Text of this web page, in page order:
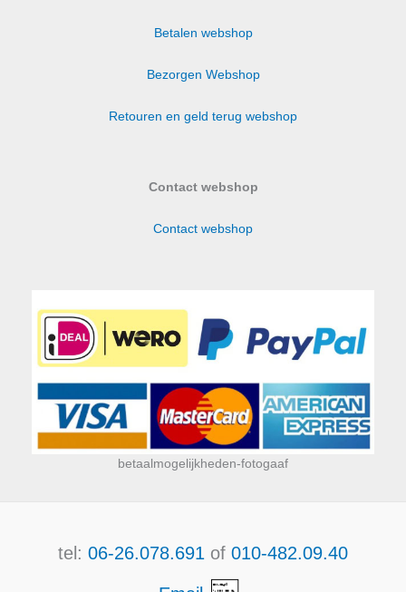
worden
Betalen webshop
Bezorgen Webshop
Retouren en geld terug webshop
Contact webshop
Contact webshop
betaalmogelijkheden-fotogaaf
tel: 06-26.078.691 of 010-482.09.40